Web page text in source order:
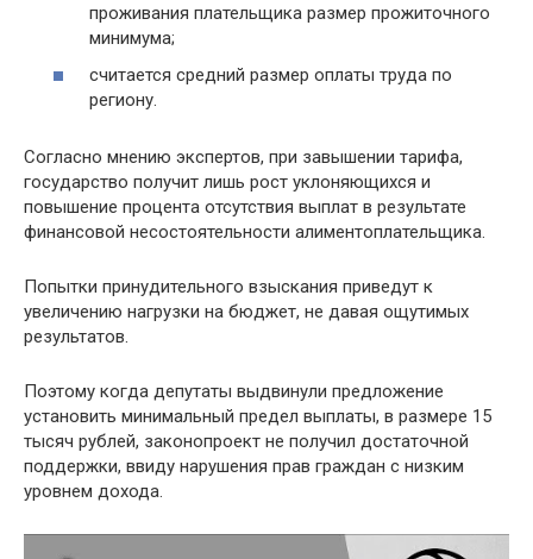
проживания плательщика размер прожиточного
минимума;
считается средний размер оплаты труда по
региону.
Согласно мнению экспертов, при завышении тарифа,
государство получит лишь рост уклоняющихся и
повышение процента отсутствия выплат в результате
финансовой несостоятельности алиментоплательщика.
Попытки принудительного взыскания приведут к
увеличению нагрузки на бюджет, не давая ощутимых
результатов.
Поэтому когда депутаты выдвинули предложение
установить минимальный предел выплаты, в размере 15
тысяч рублей, законопроект не получил достаточной
поддержки, ввиду нарушения прав граждан с низким
уровнем дохода.